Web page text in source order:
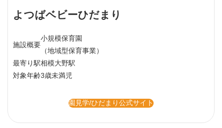
よつばベビーひだまり
施設概要
小規模保育園
（地域型保育事業）
最寄り駅相模大野駅
対象年齢3歳未満児
園見学/ひだまり公式サイト